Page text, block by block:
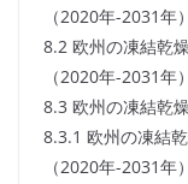
（2020年-2031年）
8.2 欧州の凍結乾
（2020年-2031年）
8.3 欧州の凍結乾
8.3.1 欧州の凍結
（2020年-2031年）